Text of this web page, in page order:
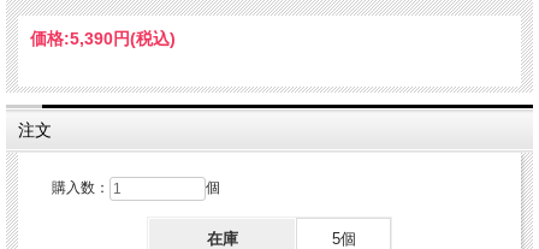
くいただけます。
※2リットルペットボトル、ゆずサワー1杯（約50ml使用）で40杯分。
※直射日光を避け、なるべく冷暗所での保存をお願いいたします。開封後は冷蔵庫
で保存の上、なるべくお早めにお召し上がり下さい。
価格:5,390円(税込)
注文
購入数： 個
在庫 5個